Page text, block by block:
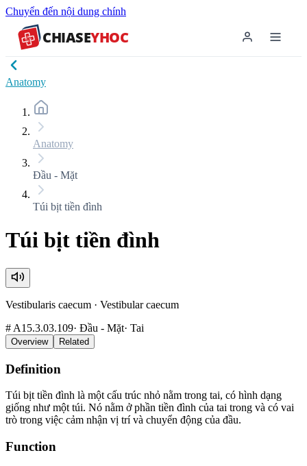
Chuyển đến nội dung chính
CHIASEYHOC
Anatomy
Anatomy
Đầu - Mặt
Túi bịt tiền đình
Túi bịt tiền đình
Vestibularis caecum · Vestibular caecum
# A15.3.03.109· Đầu - Mặt· Tai
Overview Related
Definition
Túi bịt tiền đình là một cấu trúc nhỏ nằm trong tai, có hình dạng
giống như một túi. Nó nằm ở phần tiền đình của tai trong và có vai
trò trong việc cảm nhận vị trí và chuyển động của đầu.
Function